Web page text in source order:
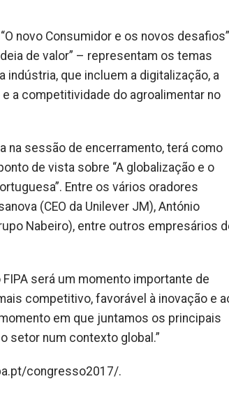
novo Consumidor e os novos
de valor” – representam os temas
que incluem a digitalização, a
a competitividade do agroalimentar no
na sessão de encerramento, terá como
de vista sobre “A globalização e o
Entre os vários oradores
(CEO da Unilever JM), António
Nabeiro), entre outros empresários
será um momento importante de
competitivo, favorável à inovação e
em que juntamos os principais
setor num contexto global.”
congresso2017/.